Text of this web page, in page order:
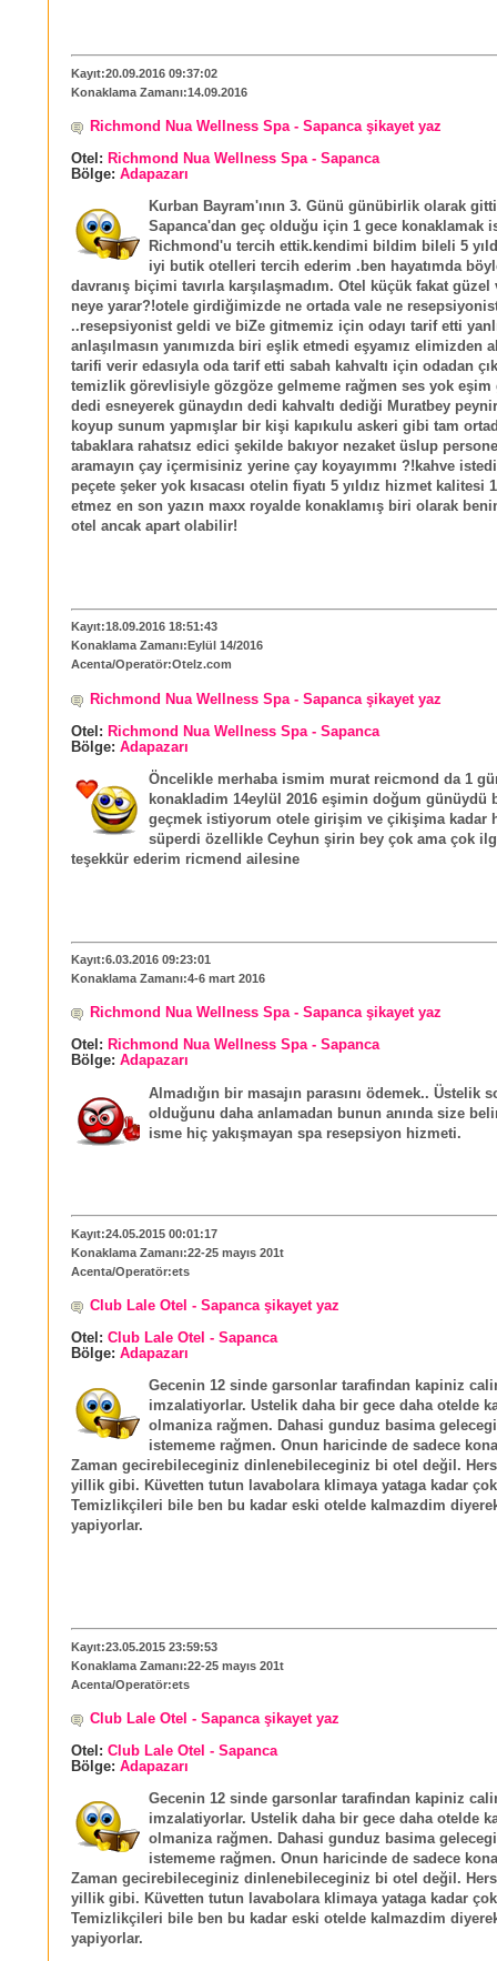
Kayıt:20.09.2016 09:37:02
Konaklama Zamanı:14.09.2016
Richmond Nua Wellness Spa - Sapanca şikayet yaz
Otel: Richmond Nua Wellness Spa - Sapanca
Bölge: Adapazarı
Kurban Bayram'ının 3. Günü günübirlik olarak
Sapanca'dan geç olduğu için 1 gece konaklamak
Richmond'u tercih ettik.kendimi bildim bileli 5
iyi butik otelleri tercih ederim .ben hayatımda
davranış biçimi tavırla karşılaşmadım. Otel küçük fakat güzel
neye yarar?!otele girdiğimizde ne ortada vale ne
..resepsiyonist geldi ve biZe gitmemiz için odayı tarif etti
anlaşılmasın yanımızda biri eşlik etmedi eşyamız elimizden
tarifi verir edasıyla oda tarif etti sabah kahvaltı için odadan
temizlik görevlisiyle gözgöze gelmeme rağmen ses yok eşim
dedi esneyerek günaydın dedi kahvaltı dediği Muratbey
koyup sunum yapmışlar bir kişi kapıkulu askeri gibi tam
tabaklara rahatsız edici şekilde bakıyor nezaket üslup
aramayın çay içermisiniz yerine çay koyayımmı ?!kahve
peçete şeker yok kısacası otelin fiyatı 5 yıldız hizmet kalitesi
etmez en son yazın maxx royalde konaklamış biri olarak
otel ancak apart olabilir!
Kayıt:18.09.2016 18:51:43
Konaklama Zamanı:Eylül 14/2016
Acenta/Operatör:Otelz.com
Richmond Nua Wellness Spa - Sapanca şikayet yaz
Otel: Richmond Nua Wellness Spa - Sapanca
Bölge: Adapazarı
Öncelikle merhaba ismim murat reicmond da 1
konakladim 14eylül 2016 eşimin doğum günüydü
geçmek istiyorum otele girişim ve çikişima kadar
süperdi özellikle Ceyhun şirin bey çok ama çok
teşekkür ederim ricmend ailesine
Kayıt:6.03.2016 09:23:01
Konaklama Zamanı:4-6 mart 2016
Richmond Nua Wellness Spa - Sapanca şikayet yaz
Otel: Richmond Nua Wellness Spa - Sapanca
Bölge: Adapazarı
Almadığın bir masajın parasını ödemek.. Üstelik
olduğunu daha anlamadan bunun anında size
isme hiç yakışmayan spa resepsiyon hizmeti.
Kayıt:24.05.2015 00:01:17
Konaklama Zamanı:22-25 mayıs 201t
Acenta/Operatör:ets
Club Lale Otel - Sapanca şikayet yaz
Otel: Club Lale Otel - Sapanca
Bölge: Adapazarı
Gecenin 12 sinde garsonlar tarafindan kapiniz
imzalatiyorlar. Ustelik daha bir gece daha otelde
olmaniza rağmen. Dahasi gunduz basima
istememe rağmen. Onun haricinde de sadece
Zaman gecirebileceginiz dinlenebileceginiz bi otel değil.
yillik gibi. Küvetten tutun lavabolara klimaya yataga kadar
Temizlikçileri bile ben bu kadar eski otelde kalmazdim
yapiyorlar.
Kayıt:23.05.2015 23:59:53
Konaklama Zamanı:22-25 mayıs 201t
Acenta/Operatör:ets
Club Lale Otel - Sapanca şikayet yaz
Otel: Club Lale Otel - Sapanca
Bölge: Adapazarı
Gecenin 12 sinde garsonlar tarafindan kapiniz
imzalatiyorlar. Ustelik daha bir gece daha otelde
olmaniza rağmen. Dahasi gunduz basima
istememe rağmen. Onun haricinde de sadece
Zaman gecirebileceginiz dinlenebileceginiz bi otel değil.
yillik gibi. Küvetten tutun lavabolara klimaya yataga kadar
Temizlikçileri bile ben bu kadar eski otelde kalmazdim
yapiyorlar.